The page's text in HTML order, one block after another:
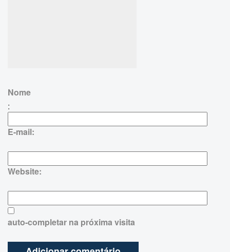
Nome
:
E-mail:
Website:
auto-completar na próxima visita